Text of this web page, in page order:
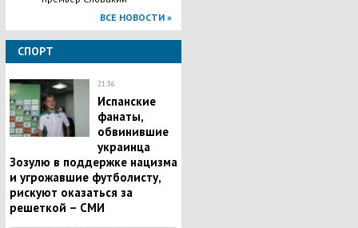
ВСЕ НОВОСТИ »
СПОРТ
21:36
Испанские
фанаты,
обвинившие
украинца
Зозулю в поддержке нацизма
и угрожавшие футболисту,
рискуют оказаться за
решеткой – СМИ